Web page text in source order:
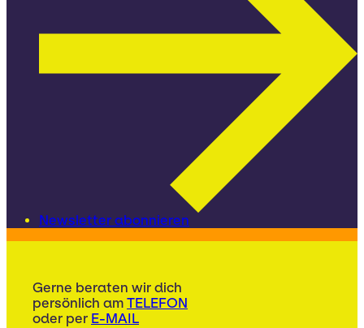
Newsletter abonnieren
Gerne beraten wir dich
persönlich am TELEFON
oder per E-MAIL